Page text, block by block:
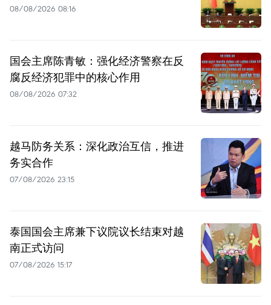
08/08/2026 08:16
国会主席陈青敏：强化经济警察在反
腐反经济犯罪中的核心作用
08/08/2026 07:32
越马防务关系：深化政治互信，推进
务实合作
07/08/2026 23:15
泰国国会主席兼下议院议长结束对越
南正式访问
07/08/2026 15:17